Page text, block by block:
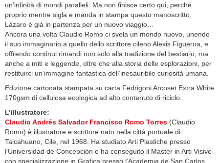
un’infinità di mondi paralleli. Ma non finisce certo qui, perché
proprio mentre sigla e manda in stampa questo manoscritto,
Lázaro è già in partenza per un nuovo viaggio…
Ancora una volta Claudio Romo ci svela un mondo nuovo, unendo
il suo immaginario a quello dello scrittore cileno Alexis Figueroa, e
offrendo continui rimandi non solo alla tradizione del bestiario, ma
anche a miti e leggende, oltre che alla storia delle esplorazioni, per
restituirci un’immagine fantastica dell’inesauribile curiosità umana.
Edizione cartonata stampata su carta Fedrigoni Arcoset Extra White
170gsm di cellulosa ecologica ad alto contenuto di riciclo.
L’illustratore:
Claudio Andrés Salvador Francisco Romo Torres (Claudio
Romo) è illustratore e scrittore nato nella città portuale di
Talcahuano, Cile, nel 1968. Ha studiato Arti Plastiche presso
l’Universidad de Concepción e ha conseguito il Master in Arti Visive
con specializzazione in Grafica presso l’Academia de San Carlos,